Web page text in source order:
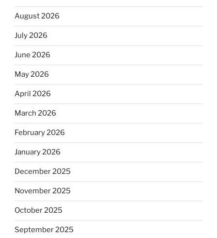
August 2026
July 2026
June 2026
May 2026
April 2026
March 2026
February 2026
January 2026
December 2025
November 2025
October 2025
September 2025